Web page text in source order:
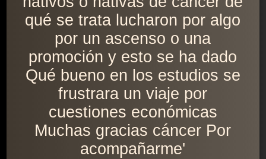
qué se trata lucharon por algo
por un ascenso o una
promoción y esto se ha dado
Qué bueno en los estudios se
frustrara un viaje por
cuestiones económicas
Muchas gracias cáncer Por
acompañarme'